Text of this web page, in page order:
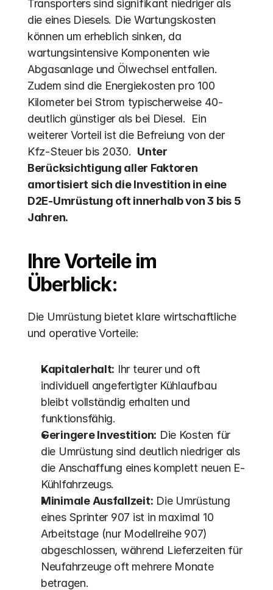
Transporters sind signifikant niedriger als
die eines Diesels. Die Wartungskosten
können um erheblich sinken, da
wartungsintensive Komponenten wie
Abgasanlage und Ölwechsel entfallen.
Zudem sind die Energiekosten pro 100
Kilometer bei Strom typischerweise 40-
deutlich günstiger als bei Diesel.  Ein
weiterer Vorteil ist die Befreiung von der
Kfz-Steuer bis 2030. Unter
Berücksichtigung aller Faktoren
amortisiert sich die Investition in eine
D2E-Umrüstung oft innerhalb von 3 bis 5
Jahren.
Ihre Vorteile im
Überblick:
Die Umrüstung bietet klare wirtschaftliche
und operative Vorteile:
Kapitalerhalt: Ihr teurer und oft
individuell angefertigter Kühlaufbau
bleibt vollständig erhalten und
funktionsfähig.
Geringere Investition: Die Kosten für
die Umrüstung sind deutlich niedriger als
die Anschaffung eines komplett neuen E-
Kühlfahrzeugs.
Minimale Ausfallzeit: Die Umrüstung
eines Sprinter 907 ist in maximal 10
Arbeitstage (nur Modellreihe 907)
abgeschlossen, während Lieferzeiten für
Neufahrzeuge oft mehrere Monate
betragen.